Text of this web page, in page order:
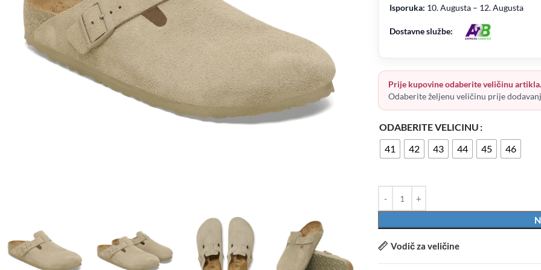
Isporuka: 10. Augusta – 12. Augusta
Dostavne službe:
Prije kupovine odaberite veličinu artikla.
Odaberite željenu veličinu prije
ODABERITE VELICINU
41
42 43 44 45 46
Vodič za veličine